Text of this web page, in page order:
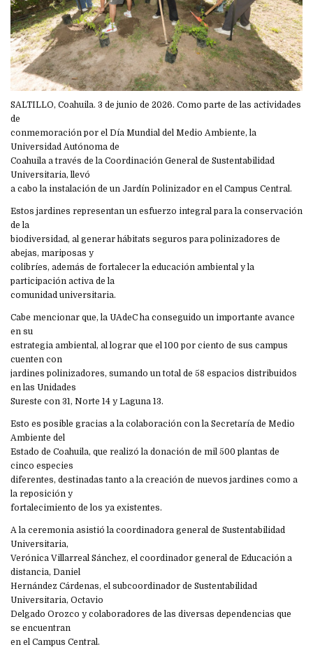
SALTILLO, Coahuila. 3 de junio de 2026. Como parte de las actividades
de
conmemoración por el Día Mundial del Medio Ambiente, la
Universidad Autónoma de
Coahuila a través de la Coordinación General de Sustentabilidad
Universitaria, llevó
a cabo la instalación de un Jardín Polinizador en el Campus Central.
Estos jardines representan un esfuerzo integral para la conservación
de la
biodiversidad, al generar hábitats seguros para polinizadores de
abejas, mariposas y
colibríes, además de fortalecer la educación ambiental y la
participación activa de la
comunidad universitaria.
Cabe mencionar que, la UAdeC ha conseguido un importante avance
en su
estrategia ambiental, al lograr que el 100 por ciento de sus campus
cuenten con
jardines polinizadores, sumando un total de 58 espacios distribuidos
en las Unidades
Sureste con 31, Norte 14 y Laguna 13.
Esto es posible gracias a la colaboración con la Secretaría de Medio
Ambiente del
Estado de Coahuila, que realizó la donación de mil 500 plantas de
cinco especies
diferentes, destinadas tanto a la creación de nuevos jardines como a
la reposición y
fortalecimiento de los ya existentes.
A la ceremonia asistió la coordinadora general de Sustentabilidad
Universitaria,
Verónica Villarreal Sánchez, el coordinador general de Educación a
distancia, Daniel
Hernández Cárdenas, el subcoordinador de Sustentabilidad
Universitaria, Octavio
Delgado Orozco y colaboradores de las diversas dependencias que
se encuentran
en el Campus Central.